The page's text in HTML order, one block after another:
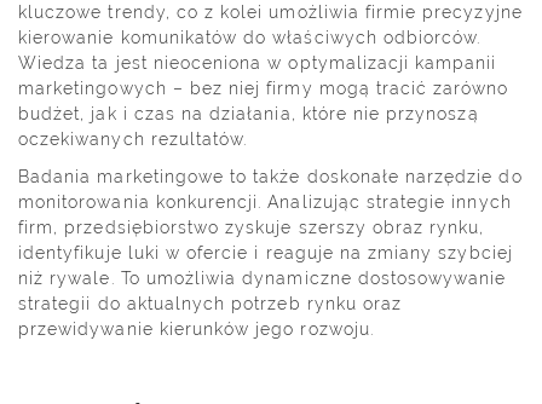
kluczowe trendy, co z kolei umożliwia firmie precyzyjne
kierowanie komunikatów do właściwych odbiorców.
Wiedza ta jest nieoceniona w optymalizacji kampanii
marketingowych – bez niej firmy mogą tracić zarówno
budżet, jak i czas na działania, które nie przynoszą
oczekiwanych rezultatów.
Badania marketingowe to także doskonałe narzędzie do
monitorowania konkurencji. Analizując strategie innych
firm, przedsiębiorstwo zyskuje szerszy obraz rynku,
identyfikuje luki w ofercie i reaguje na zmiany szybciej
niż rywale. To umożliwia dynamiczne dostosowywanie
strategii do aktualnych potrzeb rynku oraz
przewidywanie kierunków jego rozwoju.